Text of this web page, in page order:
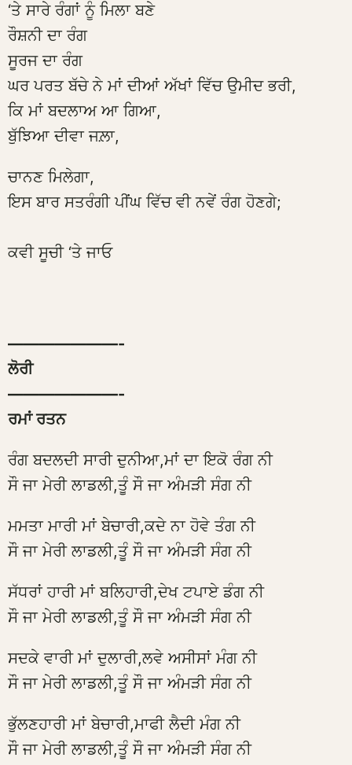
‘ਤੇ ਸਾਰੇ ਰੰਗਾਂ ਨੂੰ ਮਿਲਾ ਬਣੇ
ਰੌਸ਼ਨੀ ਦਾ ਰੰਗ
ਸੂਰਜ ਦਾ ਰੰਗ
ਘਰ ਪਰਤ ਬੱਚੇ ਨੇ ਮਾਂ ਦੀਆਂ ਅੱਖਾਂ ਵਿੱਚ ਉਮੀਦ ਭਰੀ,
ਕਿ ਮਾਂ ਬਦਲਾਅ ਆ ਗਿਆ,
ਬੁੱਝਿਆ ਦੀਵਾ ਜਲ਼ਾ,
ਚਾਨਣ ਮਿਲੇਗਾ,
ਇਸ ਬਾਰ ਸਤਰੰਗੀ ਪੀਂਘ ਵਿੱਚ ਵੀ ਨਵੇਂ ਰੰਗ ਹੋਣਗੇ;
ਕਵੀ ਸੂਚੀ ‘ਤੇ ਜਾਓ
———————-
ਲੋਰੀ
———————-
ਰਮਾਂ ਰਤਨ
ਰੰਗ ਬਦਲਦੀ ਸਾਰੀ ਦੁਨੀਆ,ਮਾਂ ਦਾ ਇਕੋ ਰੰਗ ਨੀ
ਸੌ ਜਾ ਮੇਰੀ ਲਾਡਲੀ,ਤੂੰ ਸੌ ਜਾ ਅੰਮੜੀ ਸੰਗ ਨੀ
ਮਮਤਾ ਮਾਰੀ ਮਾਂ ਬੇਚਾਰੀ,ਕਦੇ ਨਾ ਹੋਵੇ ਤੰਗ ਨੀ
ਸੌ ਜਾ ਮੇਰੀ ਲਾਡਲੀ,ਤੂੰ ਸੌ ਜਾ ਅੰਮੜੀ ਸੰਗ ਨੀ
ਸੱਧਰਾਂ ਹਾਰੀ ਮਾਂ ਬਲਿਹਾਰੀ,ਦੇਖ ਟਪਾਏ ਡੰਗ ਨੀ
ਸੌ ਜਾ ਮੇਰੀ ਲਾਡਲੀ,ਤੂੰ ਸੌ ਜਾ ਅੰਮੜੀ ਸੰਗ ਨੀ
ਸਦਕੇ ਵਾਰੀ ਮਾਂ ਦੁਲਾਰੀ,ਲਵੇ ਅਸੀਸਾਂ ਮੰਗ ਨੀ
ਸੌ ਜਾ ਮੇਰੀ ਲਾਡਲੀ,ਤੂੰ ਸੌ ਜਾ ਅੰਮੜੀ ਸੰਗ ਨੀ
ਭੁੱਲਣਹਾਰੀ ਮਾਂ ਬੇਚਾਰੀ,ਮਾਫੀ ਲੈਦੀ ਮੰਗ ਨੀ
ਸੌ ਜਾ ਮੇਰੀ ਲਾਡਲੀ,ਤੂੰ ਸੌ ਜਾ ਅੰਮੜੀ ਸੰਗ ਨੀ